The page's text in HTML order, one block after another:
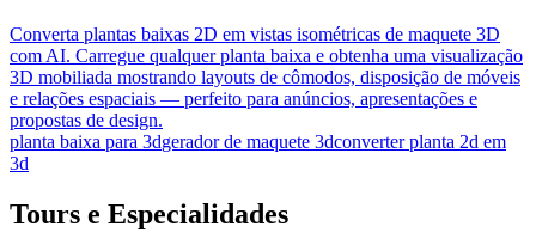
Converta plantas baixas 2D em vistas isométricas de maquete 3D
com AI. Carregue qualquer planta baixa e obtenha uma visualização
3D mobiliada mostrando layouts de cômodos, disposição de móveis
e relações espaciais — perfeito para anúncios, apresentações e
propostas de design.
planta baixa para 3dgerador de maquete 3dconverter planta 2d em
3d
Tours e Especialidades